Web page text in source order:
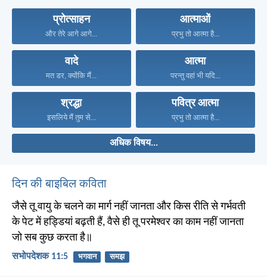
प्रोत्साहन
और तेरे आगे आगे...
आत्माओं
प्रभु तो आत्मा है...
वादे
मत डर, क्योंकि मैं...
आत्मा
परन्तु वहां भी यदि...
श्रद्धा
इसलिये मैं तुम से...
पवित्र आत्मा
प्रभु तो आत्मा है...
अधिक विषय...
दिन की बाइबिल कविता
जैसे तू वायु के चलने का मार्ग नहीं जानता और किस रीति से गर्भवती
के पेट में हड्डियां बढ़ती हैं, वैसे ही तू परमेश्वर का काम नहीं जानता
जो सब कुछ करता है॥
सभोपदेशक 11:5 भगवान समझ